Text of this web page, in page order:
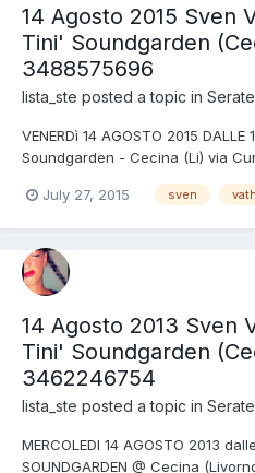
14 Agosto 2015 Sven
Tini' Soundgarden
3488575696
lista_ste posted a topic in
VENERDì 14 AGOSTO 2015
Soundgarden - Cecina (Li) via
FRIENDS ROOM PER INFO/
spedibili in pdf...
July 27, 2015 sven vath
14 Agosto 2013 Sven
Tini' Soundgarden
3462246754
lista_ste posted a topic in
MERCOLEDI 14 AGOSTO 2013
SOUNDGARDEN @ Cecina